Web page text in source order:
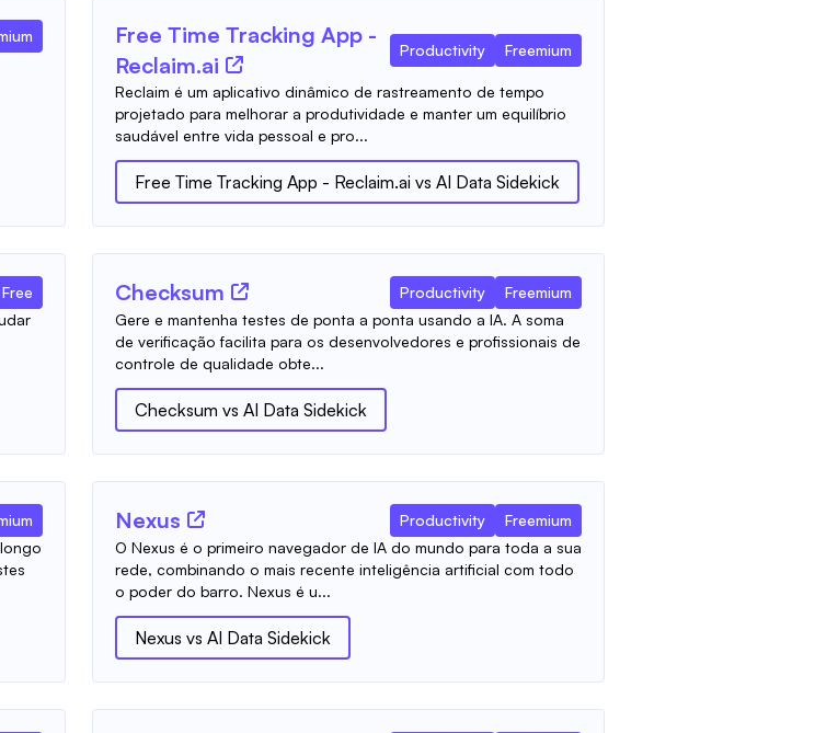
Free Time Tracking App -
Reclaim.ai
Productivity Freemium
Reclaim é um aplicativo dinâmico de rastreamento de tempo
projetado para melhorar a produtividade e manter um equilíbrio
saudável entre vida pessoal e pro...
Free Time Tracking App - Reclaim.ai vs AI Data Sidekick
Free
Checksum Productivity
Freemium
Gere e mantenha testes de ponta a ponta usando a IA. A soma
de verificação facilita para os desenvolvedores e profissionais de
controle de qualidade obte...
Checksum vs AI Data Sidekick
Nexus Productivity
Freemium
O Nexus é o primeiro navegador de IA do mundo para toda a sua
rede, combinando o mais recente inteligência artificial com todo
o poder do barro. Nexus é u...
Nexus vs AI Data Sidekick